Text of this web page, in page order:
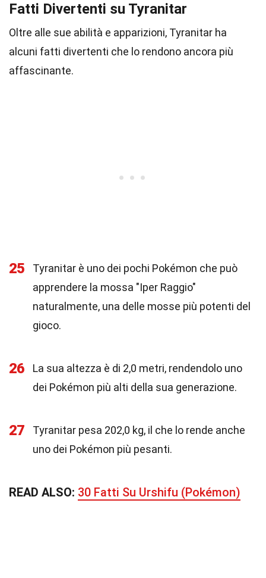
Fatti Divertenti su Tyranitar
Oltre alle sue abilità e apparizioni, Tyranitar ha
alcuni fatti divertenti che lo rendono ancora più
affascinante.
25
Tyranitar è uno dei pochi Pokémon che può
apprendere la mossa "Iper Raggio"
naturalmente, una delle mosse più potenti del
gioco.
26
La sua altezza è di 2,0 metri, rendendolo uno
dei Pokémon più alti della sua generazione.
27
Tyranitar pesa 202,0 kg, il che lo rende anche
uno dei Pokémon più pesanti.
READ ALSO: 30 Fatti Su Urshifu (Pokémon)